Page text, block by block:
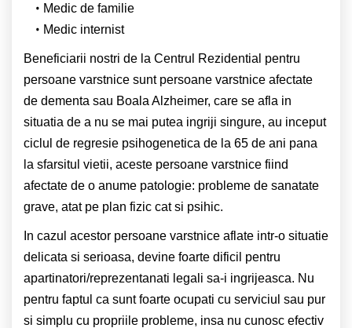
Medic de familie
Medic internist
Beneficiarii nostri de la Centrul Rezidential pentru
persoane varstnice sunt persoane varstnice afectate
de dementa sau Boala Alzheimer, care se afla in
situatia de a nu se mai putea ingriji singure, au inceput
ciclul de regresie psihogenetica de la 65 de ani pana
la sfarsitul vietii, aceste persoane varstnice fiind
afectate de o anume patologie: probleme de sanatate
grave, atat pe plan fizic cat si psihic.
In cazul acestor persoane varstnice aflate intr-o situatie
delicata si serioasa, devine foarte dificil pentru
apartinatori/reprezentanati legali sa-i ingrijeasca. Nu
pentru faptul ca sunt foarte ocupati cu serviciul sau pur
si simplu cu propriile probleme, insa nu cunosc efectiv